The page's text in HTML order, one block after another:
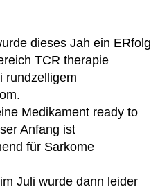
dieses Jah ein ERfolg
TCR therapie
rundzelligem
Medikament ready to
Anfang ist
für Sarkome
Juli wurde dann leider